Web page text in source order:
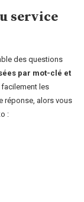
service
des questions
par mot-clé et
les
réponse, alors vous
: